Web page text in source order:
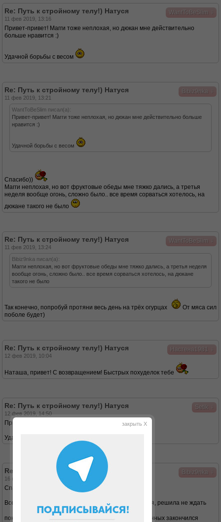
WantToBeSlim
Re: Путь к стройному телу!) Натуся
11 фев 2019, 13:16
Привет-привет! Магги тоже неплохая, но дюкан мне действительно
больше нравится :)
Удачной борьбы с весом
Bibiz9nka
Re: Путь к стройному телу!) Натуся
11 фев 2019, 13:21
WantToBeSlim писал(а):
Привет-привет! Магги тоже неплохая, но дюкан мне действительно больше
нравится :)
Удачной борьбы с весом
Спасибо))
Магги неплохая, но вот фруктовые обеды мне тяжко дались, а третья
неделя вообще огонь, сложно было.. все время сорваться хотелось, на
дюкане такого не было
WantToBeSlim
Re: Путь к стройному телу!) Натуся
11 фев 2019, 13:24
Bibiz9nka писал(а):
Магги неплохая, но вот фруктовые обеды мне тяжко дались, а третья неделя
вообще огонь, сложно было.. все время сорваться хотелось, на дюкане
такого не было
Так конечно, попробуй протяни весь день на трёх огурцах
От мяса сил
поболе будет)
Настена1981
Re: Путь к стройному телу!) Натуся
12 фев 2019, 10:04
Наташа, привет! С возвращением! Быстрых похуделок тебе
Setik
Re: Путь к стройному телу!) Натуся
12 фев 2019, 14:50
Привет!
Удачного захода
Bibiz9nka
Re: Путь к стройному телу!) Натуся
16 фев 2019, 08:52
Спасибо, девочки!)
Всем привет! Ну вот я и начинаю с сегодняшнего дня, решила не ждать
понедельника, а сразу начать)
День влюбленных закончился
закрыть X